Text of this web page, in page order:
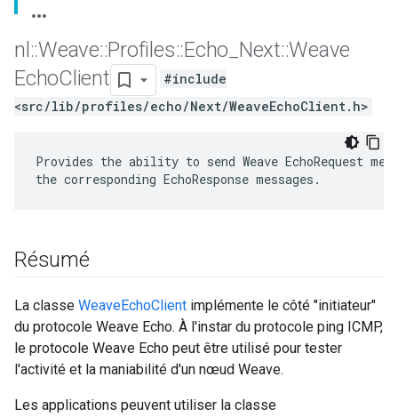
nl ::Weave::Profiles::Echo Next::Weave
EchoClient
#include
<src/lib/profiles/echo/Next/WeaveEchoClient.h>
Provides the ability to send Weave EchoRequest
the corresponding EchoResponse messages.
Résumé
La classe WeaveEchoClient implémente le côté "initiateur"
du protocole Weave Echo. À l'instar du protocole ping ICMP,
le protocole Weave Echo peut être utilisé pour tester
l'activité et la maniabilité d'un nœud Weave.
Les applications peuvent utiliser la classe